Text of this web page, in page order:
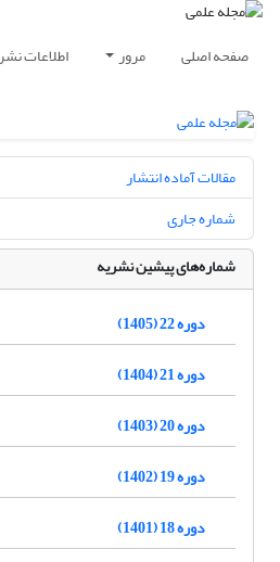
صفحه اصلی مرور اطلاعات
مقالات آماده انتشار
شماره جاری
شماره‌های پیشین نشریه
دوره 22 (1405)
دوره 21 (1404)
دوره 20 (1403)
دوره 19 (1402)
دوره 18 (1401)